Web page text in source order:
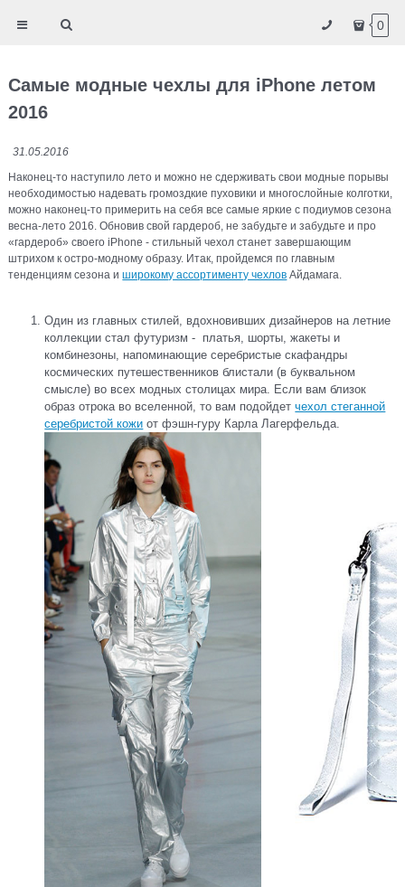
0
Самые модные чехлы для iPhone летом
2016
31.05.2016
Наконец-то наступило лето и можно не сдерживать свои модные порывы
необходимостью надевать громоздкие пуховики и многослойные колготки,
можно наконец-то примерить на себя все самые яркие с подиумов сезона
весна-лето 2016. Обновив свой гардероб, не забудьте и забудьте и про
«гардероб» своего iPhone - стильный чехол станет завершающим
штрихом к остро-модному образу. Итак, пройдемся по главным
тенденциям сезона иширокому ассортименту чехлов Айдамага.
Один из главных стилей, вдохновивших дизайнеров на летние
коллекции стал футуризм - платья, шорты, жакеты и
комбинезоны, напоминающие серебристые скафандры
космических путешественников блистали (в буквальном
смысле) во всех модных столицах мира. Если вам близок
образ отрока во вселенной, то вам подойдетчехол стеганной
серебристой кожи от фэшн-гуру Карла Лагерфельда.